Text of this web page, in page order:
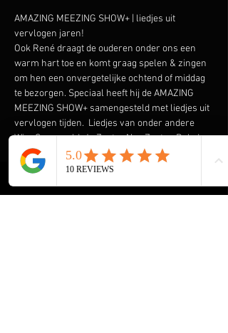
AMAZING MEEZING SHOW+ | liedjes uit
vervlogen jaren!
Ook René draagt de ouderen onder ons een
warm hart toe en komt graag spelen & zingen
om hen een onvergetelijke ochtend of middag
te bezorgen. Speciaal heeft hij de AMAZING
MEEZING SHOW+ samengesteld met liedjes uit
vervlogen tijden.  Liedjes van onder andere
Wim Sonneveld, Ja Zuster Nee Zuster, Rob de
Nijs maar ook The Cats, The Beatles, The Kinks
en vele anderen komen voorbij. En we gaan de
Rock & Roll niet vergeten met Elvis Presley,
The Everly Brothers, Roy Orbison en Bill